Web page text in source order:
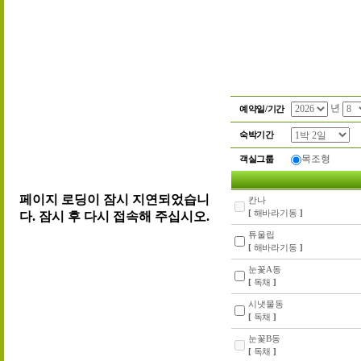
예약일/기간 년
숙박기간
객실그룹 목조형
칸나
[해바라기동 ]
튜울립
[해바라기동 ]
눈꽃A동
[독채]
시냇물동
[독채]
눈꽃B동
[독채]